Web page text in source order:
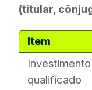
(titular,
Item
Investimento
qualificado